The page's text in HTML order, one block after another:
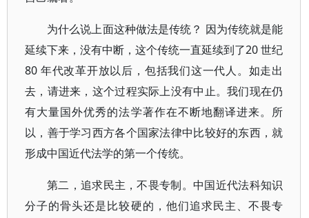
为什么说上面这种做法是传统？ 因为传统就是能
延续下来，没有中断，这个传统一直延续到了20 世纪
80 年代改革开放以后，包括我们这一代人。如走出
去，请进来，这个过程实际上没有中止。我们现在仍
有大量国外优秀的法学著作在不断地翻译进来。所
以，善于学习西方各个国家法律中比较好的东西，就
形成中国近代法学的第一个传统。
第二，追求民主，不畏专制。中国近代法科知识
分子的骨头还是比较硬的，他们追求民主、不畏专